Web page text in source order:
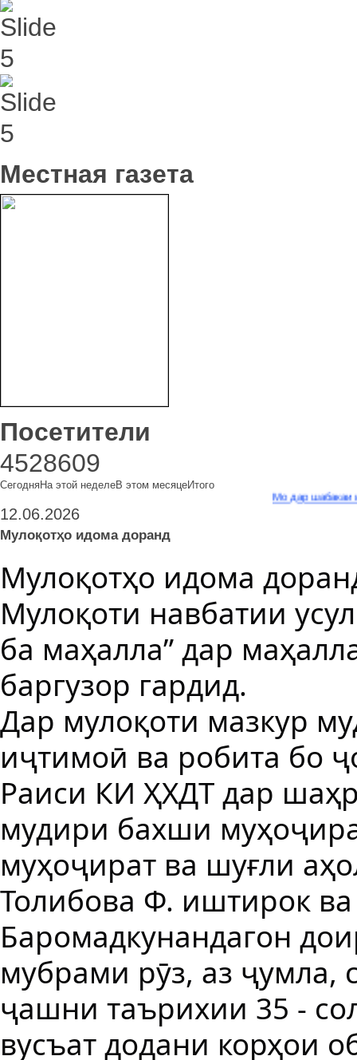
Местная газета
Посетители
4528609
СегодняНа этой неделеВ этом месяцеИтого
Мо дар шабакаи иҷтимоии
12.06.2026
Мулоқотҳо идома доранд
Мулоқотҳо идома
Мулоқоти навбатии
ба маҳалла” дар
баргузор гардид.
Дар мулоқоти мазкур
иҷтимоӣ ва робита бо
Раиси КИ ҲХДТ дар
мудири бахши
муҳоҷират ва шуғли
Толибова Ф. иштирок
Баромадкунандагон
мубрами рӯз, аз ҷумла,
ҷашни таърихии 35 -
вусъат додани корҳои